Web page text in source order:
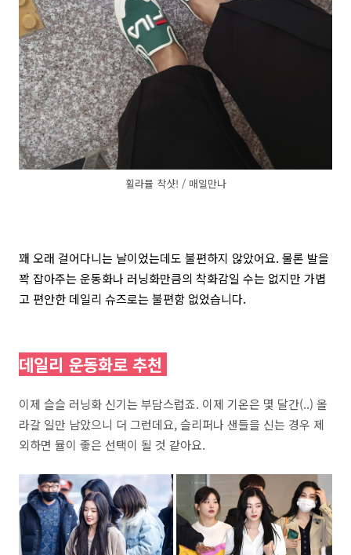
휠라뮬 착샷! / 매일만나
꽤 오래 걸어다니는 날이었는데도 불편하지 않았어요. 물론 발을
꽉 잡아주는 운동화나 러닝화만큼의 착화감일 수는 없지만 가볍
고 편안한 데일리 슈즈로는 불편함 없었습니다.
데일리 운동화로 추천
이제 슬슬 러닝화 신기는 부담스럽죠. 이제 기온은 몇 달간(..) 올
라갈 일만 남았으니 더 그런데요, 슬리퍼나 샌들을 신는 경우 제
외하면 뮬이 좋은 선택이 될 것 같아요.